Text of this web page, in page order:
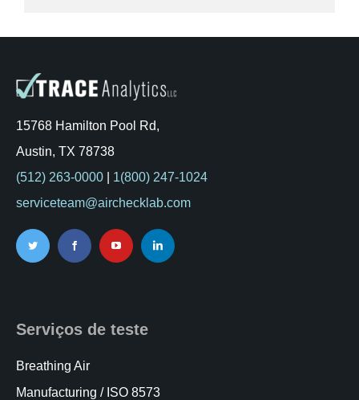
15768 Hamilton Pool Rd,
Austin, TX 78738
(512) 263-0000| 1(800) 247-1024
serviceteam@airchecklab.com
Serviços de teste
Breathing Air
Manufacturing / ISO 8573